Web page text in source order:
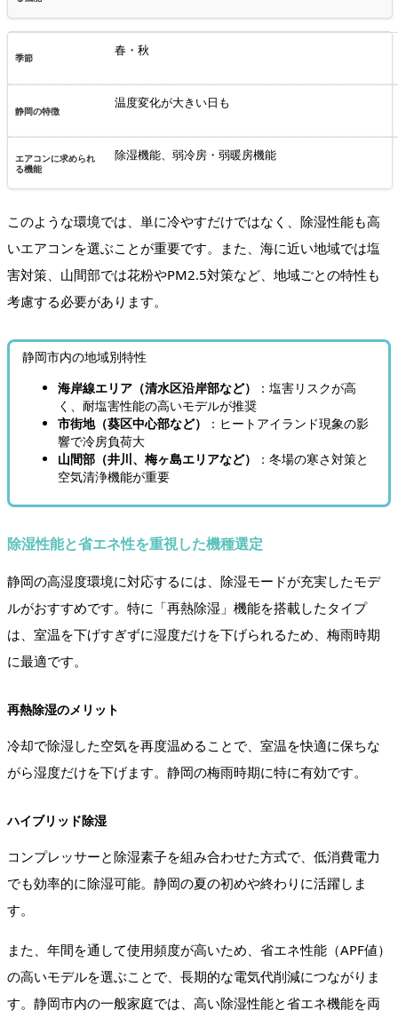
春・秋
温度変化が大きい日も
除湿機能、弱冷房・弱暖房機能
このような環境では、単に冷やすだけではなく、除湿性能も高
いエアコンを選ぶことが重要です。また、海に近い地域では塩
害対策、山間部では花粉やPM2.5対策など、地域ごとの特性も
考慮する必要があります。
静岡市内の地域別特性
海岸線エリア（清水区沿岸部など）
：塩害リスクが高
く、耐塩害性能の高いモデルが推奨
市街地（葵区中心部など）
：ヒートアイランド現象の影
響で冷房負荷大
山間部（井川、梅ヶ島エリアなど）
：冬場の寒さ対策と
空気清浄機能が重要
除湿性能と省エネ性を重視した機種選定
静岡の高湿度環境に対応するには、除湿モードが充実したモデ
ルがおすすめです。特に「再熱除湿」機能を搭載したタイプ
は、室温を下げすぎずに湿度だけを下げられるため、梅雨時期
に最適です。
再熱除湿のメリット
冷却で除湿した空気を再度温めることで、室温を快適に保ちな
がら湿度だけを下げます。静岡の梅雨時期に特に有効です。
ハイブリッド除湿
コンプレッサーと除湿素子を組み合わせた方式で、低消費電力
でも効率的に除湿可能。静岡の夏の初めや終わりに活躍しま
す。
また、年間を通して使用頻度が高いため、省エネ性能（APF値）
の高いモデルを選ぶことで、長期的な電気代削減につながりま
す。静岡市内の一般家庭では、高い除湿性能と省エネ機能を両